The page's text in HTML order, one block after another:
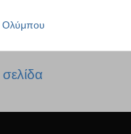
Ολύμπου